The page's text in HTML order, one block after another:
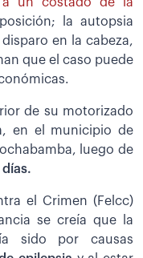
la autopsia
en la cabeza,
que el caso puede
de su motorizado
en el municipio de
luego de
el Crimen (Felcc)
se creía que la
sido por causas